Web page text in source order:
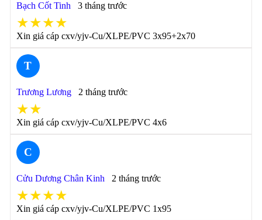
Bạch Cốt Tinh 3 tháng trước
★★★★
Xin giá cáp cxv/yjv-Cu/XLPE/PVC 3x95+2x70
T
Trương Lương 2 tháng trước
★★
Xin giá cáp cxv/yjv-Cu/XLPE/PVC 4x6
C
Cửu Dương Chân Kinh 2 tháng trước
★★★★
Xin giá cáp cxv/yjv-Cu/XLPE/PVC 1x95